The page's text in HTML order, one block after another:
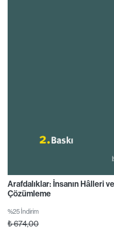
Arafdalıklar: İnsanın Hâlleri
Çözümleme
%25 İndirim
₺674,00